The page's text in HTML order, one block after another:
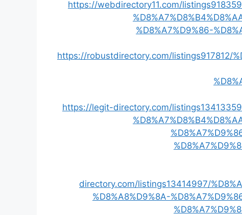
https://webdirectory11.com/
%D8%A7%D9%86-
https://robustdirectory.com/listings917812/
https://legit-directory.com/listings13413359/
directory.com/listings13414997/
%D8%A8%D9%8A-